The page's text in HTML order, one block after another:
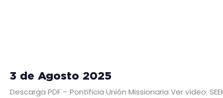
3 de Agosto 2025
Descarga PDF – Pontificia Unión Missionaria Ver vídeo: